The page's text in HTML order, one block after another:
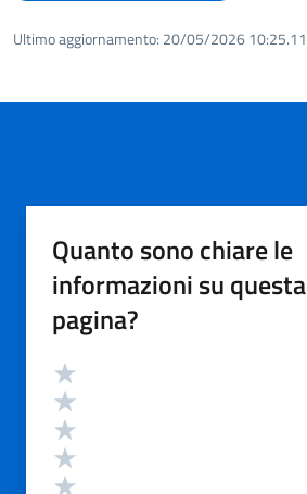
Ultimo aggiornamento: 20/05/2026 10:25.11
Quanto sono chiare le
informazioni su questa
pagina?
Valutazione